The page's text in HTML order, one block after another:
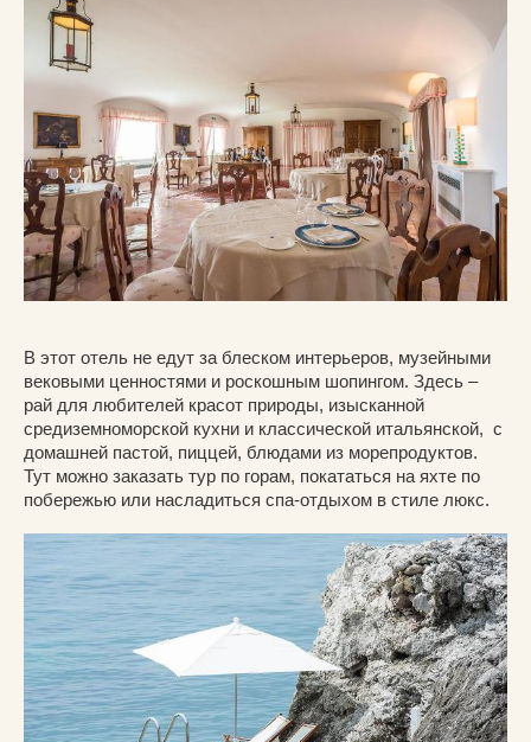
В этот отель не едут за блеском интерьеров, музейными
вековыми ценностями и роскошным шопингом. Здесь –
рай для любителей красот природы, изысканной
средиземноморской кухни и классической итальянской, с
домашней пастой, пиццей, блюдами из морепродуктов.
Тут можно заказать тур по горам, покататься на яхте по
побережью или насладиться спа-отдыхом в стиле люкс.